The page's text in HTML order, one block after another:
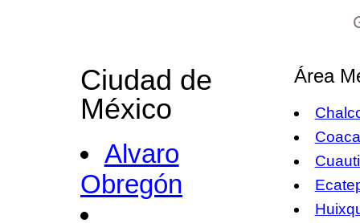
Ciudad de
México
Alvaro
Obregón
Área